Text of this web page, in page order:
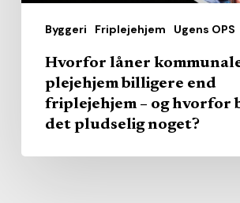
Byggeri Friplejehjem Ugens OPS
betyder
pludselig
noget?
Hvorfor låner
plejehjem billigere end
friplejehjem – og hvorfor
det pludselig noget?